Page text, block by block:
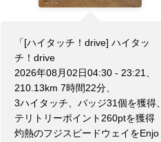
「[ハイタッチ！drive] ハイタッ
チ！drive
2026年08月02日04:30 - 23:21、
210.13km 7時間22分、
3ハイタッチ、バッジ31個を獲得、
テリトリーポイント260ptを獲得
灼熱のフジスピードウェイをEnjo